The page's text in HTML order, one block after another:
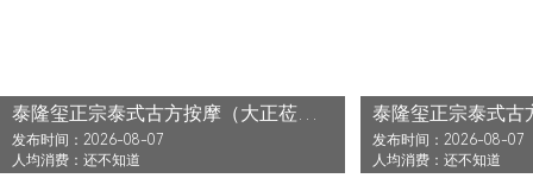
泰隆玺正宗泰式古方按摩（大正莅江店）还没发布活动
发布时间：2026-08-07
人均消费：还不知道
发布时间：2026-08-07
人均消费：还不知道